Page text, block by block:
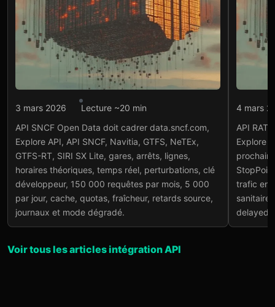
Intégration API
GTFS et Navitia
Lire l'article→
3 mars 2026
Lecture ~20 min
API SNCF Open Data doit cadrer data.sncf.com,
Explore API, API SNCF, Navitia, GTFS, NeTEx,
GTFS-RT, SIRI SX Lite, gares, arrêts, lignes,
horaires théoriques, temps réel, perturbations, clé
développeur, 150 000 requêtes par mois, 5 000
par jour, cache, quotas, fraîcheur, retards source,
journaux et mode dégradé.
4 mars
API
Explore
trafic
delayed,
Voir tous les articles intégration API